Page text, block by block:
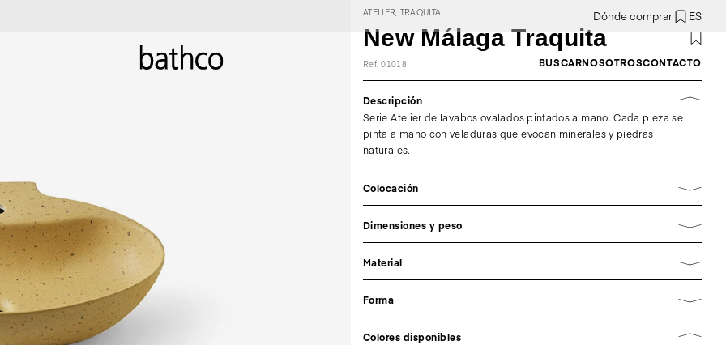
Dónde comprar ES
BUSCARNOSOTROSCONTACTO
ATELIER, TRAQUITA
New Málaga Traquita
Ref. 01018
Descripción
Serie Atelier de lavabos ovalados pintados a mano. Cada pieza se
pinta a mano con veladuras que evocan minerales y piedras
naturales.
Colocación
Dimensiones y peso
Material
Forma
Colores disponibles